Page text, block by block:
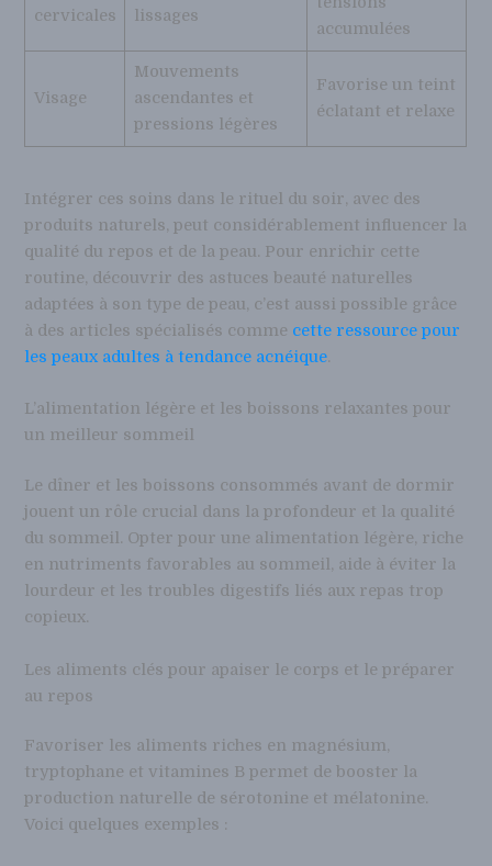
cervicales
lissages
accumulées
Visage
Mouvements
ascendantes et
pressions légères
Favorise un teint
éclatant et relaxe
Intégrer ces soins dans le rituel du soir, avec des
produits naturels, peut considérablement influencer la
qualité du repos et de la peau. Pour enrichir cette
routine, découvrir des astuces beauté naturelles
adaptées à son type de peau, c’est aussi possible grâce
à des articles spécialisés comme cette ressource pour
les peaux adultes à tendance acnéique.
L’alimentation légère et les boissons relaxantes pour
un meilleur sommeil
Le dîner et les boissons consommés avant de dormir
jouent un rôle crucial dans la profondeur et la qualité
du sommeil. Opter pour une alimentation légère, riche
en nutriments favorables au sommeil, aide à éviter la
lourdeur et les troubles digestifs liés aux repas trop
copieux.
Les aliments clés pour apaiser le corps et le préparer
au repos
Favoriser les aliments riches en magnésium,
tryptophane et vitamines B permet de booster la
production naturelle de sérotonine et mélatonine.
Voici quelques exemples :